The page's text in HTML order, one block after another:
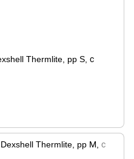
Thermlite, pp S, с